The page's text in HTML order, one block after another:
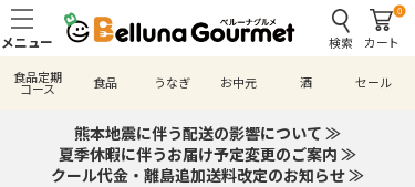
検索
0
カート
食品定期
コース 食品 うなぎ お中元 酒 セール
熊本地震に伴う配送の影響について ≫
夏季休暇に伴うお届け予定変更のご案内 ≫
クール代金・離島追加送料改定のお知らせ ≫